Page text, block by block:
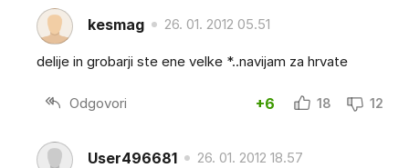
kesmag 26. 01. 2012 05.51
delije in grobarji ste ene velke *..navijam za hrvate
Odgovori +6 18 12
User496681 26. 01. 2012 18.57